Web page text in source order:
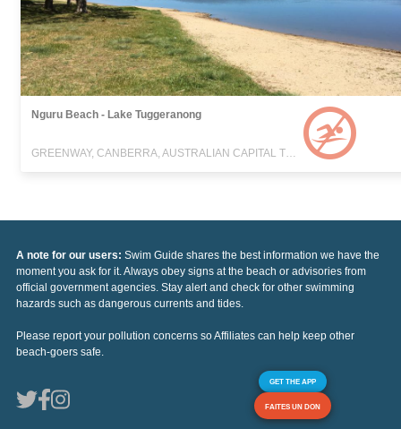
Nguru Beach - Lake Tuggeranong
GREENWAY, CANBERRA, AUSTRALIAN CAPITAL TERRITORY
A note for our users: Swim Guide shares the best information we have the
moment you ask for it. Always obey signs at the beach or advisories from
official government agencies. Stay alert and check for other swimming
hazards such as dangerous currents and tides.
Please report your pollution concerns so Affiliates can help keep other
beach-goers safe.
GET THE APP
FAITES UN DON